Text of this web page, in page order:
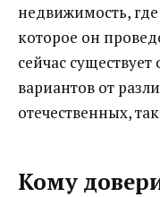
недвижимость,
которое он
сейчас
вариантов от
отечественных,
Кому